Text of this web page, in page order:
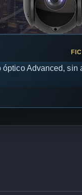
óptico Advanced,